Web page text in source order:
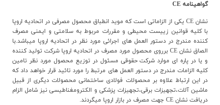
گواهينامه CE
نشان CE يکي از الزاماتي است که مويد انطباق محصول مصرفي در اتحاديه اروپا
با کليه قوانين زييست محيطي و مقررات مربوط به سلامتي و ايمني مصرف
کننده مندرج در دستور العمل هاي اجرائي مورد نظر در اتحاديه اروپا ميباشد.با
الصاق نشان CE برروي محصول مورد مصرف در اتحاديه اروپا شرکت توليد کننده
و يا در پاره اي موارد شرکت حقوقي مسئول در توزيع محصول مورد نظر تامين
کليه الزامات مندرج در دستور العمل هاي مرتبط را مورد تائيد قرار خواهد داد که
در اين ارتباط علاوه بر محصولات فولادي ساختماني محصولات ديگري از قبيل
ماشين آلات،تجهيزات برقي،تجهيزات پزشکي و الکترومغناطيسي نيز شامل الزام
دريافت نشان CE جهت مصرف در بازار اروپا ميگردند.